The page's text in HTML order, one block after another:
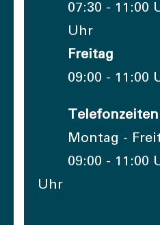
07:30 - 11:00
Uhr
Freitag
09:00 - 11:00
Telefonzeiten
Montag -
09:00 - 11:00
Uhr